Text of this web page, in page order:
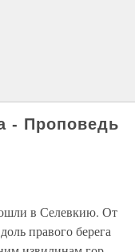
- Проповедь
в Селевкию. От
правого берега